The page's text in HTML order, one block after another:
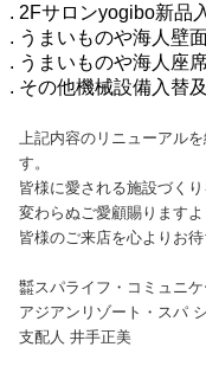
2Fサロンyogibo新品
うまいものや海人壁
うまいものや海人座
その他機械設備入替
上記内容のリニューアル
す。
皆様に愛される施設づく
変わらぬご愛顧賜りますよ
皆様のご来店を心よりお待
㍿スパライフ・コミュニ
アジアンリゾート・スパ
支配人 井手正美